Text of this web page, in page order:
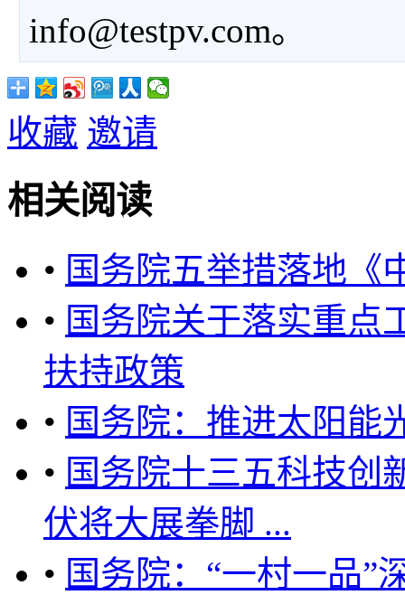
info@testpv.com。
收藏 邀请
相关阅读
• 国务院五举措落地《
• 国务院关于落实重点
扶持政策
• 国务院：推进太阳能
• 国务院十三五科技创
伏将大展拳脚 ...
• 国务院：“一村一品”